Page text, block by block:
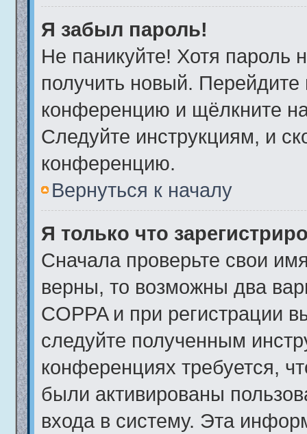
Я забыл пароль!
Не паникуйте! Хотя пароль
получить новый. Перейдите
конференцию и щёлкните
Следуйте инструкциям, и
конференцию.
Вернуться к началу
Я только что
Сначала проверьте свои
верны, то возможны два
COPPA и при регистрации
следуйте полученным
конференциях требуется,
были активированы
входа в систему. Эта